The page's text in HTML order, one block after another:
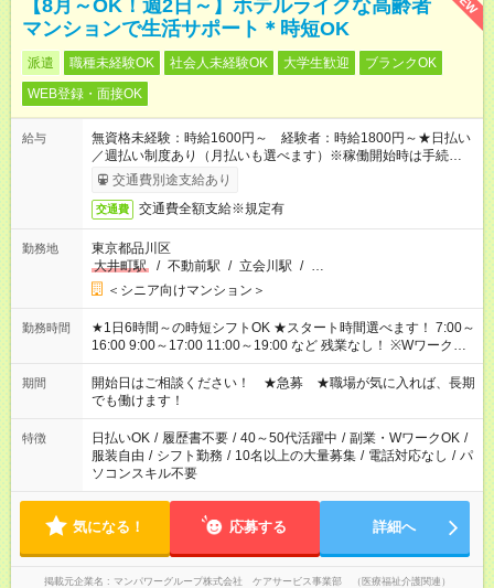
【8月～OK！週2日～】ホテルライクな高齢者
マンションで生活サポート＊時短OK
派遣 職種未経験OK 社会人未経験OK 大学生歓迎
ブランクOK
WEB登録・面接OK
給与
無資格未経験：時給1600円～ 経験者：時給1800円～★日払い
／週払い制度あり（月払いも選べます）※稼働開始時は手続き完
了次第のお支払いとなります。
交通費別途支給あり
交通費 交通費全額支給※規定有
勤務地
東京都品川区
大井町駅
/ 不動前駅 / 立会川駅 / …
＜シニア向けマンション＞
勤務時間
★1日6時間～の時短シフトOK ★スタート時間選べます！ 7:00～
16:00 9:00～17:00 11:00～19:00 など 残業なし！ ※Wワークの
場合、他のお仕事と合わせ週40時間超の就業はご案内できませ
ん ※法令に基づき、週20時間以上勤務は社会保険への加入対象
となります ※労働者派遣法（日雇い派遣の原則禁止）により、
短時間・短期間の就業はご案内が難しい場合があります
期間
開始日はご相談ください！ ★急募 ★職場が気に入れば、長期
でも働けます！
特徴 日払いOK / 履歴書不要 / 40～50代活躍中 / 副業・WワークOK /
服装自由 / シフト勤務 / 10名以上の大量募集 / 電話対応なし / パ
ソコンスキル不要
気になる！ 応募する 詳細へ
掲載元企業名 マンパワーグループ株式会社 ケアサービス事業部 （医療福祉介護関連）